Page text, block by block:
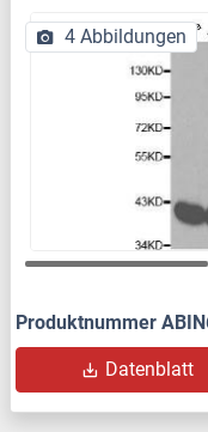
4 Abbildungen
Produktnummer
Datenblatt